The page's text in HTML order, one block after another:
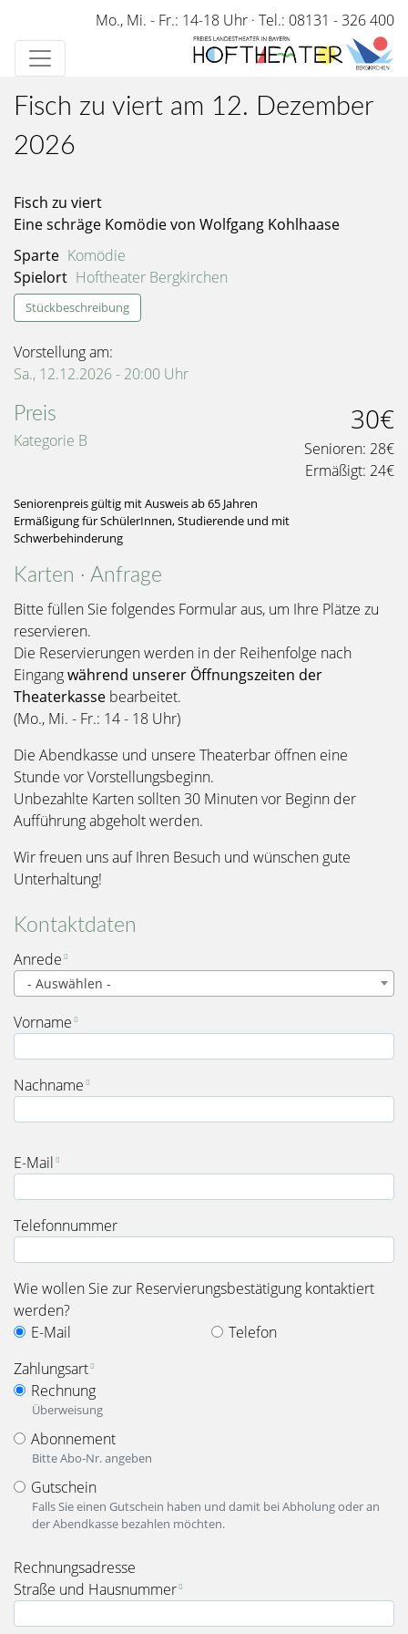
Direkt
zum
Inhalt
Mo., Mi. - Fr.: 14-18 Uhr · Tel.: 08131 - 326 400
Fisch zu viert am 12. Dezember
2026
Fisch zu viert
Eine schräge Komödie von Wolfgang Kohlhaase
Sparte Komödie
Spielort Hoftheater Bergkirchen
Stückbeschreibung
Vorstellung am:
Sa., 12.12.2026 - 20:00 Uhr
Preis
Kategorie B
30€
Senioren: 28€
Ermäßigt: 24€
Seniorenpreis gültig mit Ausweis ab 65 Jahren
Ermäßigung für SchülerInnen, Studierende und mit
Schwerbehinderung
Karten · Anfrage
Bitte füllen Sie folgendes Formular aus, um Ihre Plätze zu
reservieren.
Die Reservierungen werden in der Reihenfolge nach
Eingangwährend unserer Öffnungszeiten der
Theaterkasse bearbeitet.
(Mo., Mi. - Fr.: 14 - 18 Uhr)
Die Abendkasse und unsere Theaterbar öffnen eine
Stunde vor Vorstellungsbeginn.
Unbezahlte Karten sollten 30 Minuten vor Beginn der
Aufführung abgeholt werden.
Wir freuen uns auf Ihren Besuch und wünschen gute
Unterhaltung!
Kontaktdaten
Name
Anrede
- Auswählen -
Vorname
Nachname
E-Mail
Telefonnummer
Wie wollen Sie zur Reservierungsbestätigung kontaktiert
werden?
E-Mail
Telefon
Zahlungsart
Rechnung
Überweisung
Abonnement
Bitte Abo-Nr. angeben
Gutschein
Falls Sie einen Gutschein haben und damit bei Abholung oder an
der Abendkasse bezahlen möchten.
fieldset_for_payment_options
Rechnungsadresse
Straße und Hausnummer